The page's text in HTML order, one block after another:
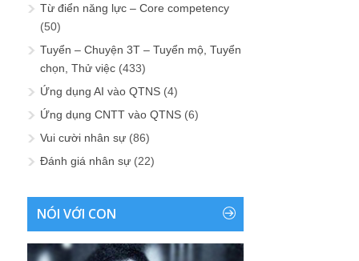
Từ điển năng lực – Core competency
(50)
Tuyển – Chuyện 3T – Tuyển mộ, Tuyển
chọn, Thử việc (433)
Ứng dụng AI vào QTNS (4)
Ứng dụng CNTT vào QTNS (6)
Vui cười nhân sự (86)
Đánh giá nhân sự (22)
NÓI VỚI CON